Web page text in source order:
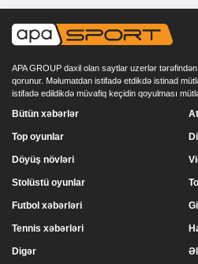
APA GROUP daxil olan saytlar uzerlər
qorunur. Məlumatdan istifadə etdikdə istinad
istifadə edildikdə müvafiq keçidin qoyulması
Bütün xəbərlər
Top oyunlar
Döyüş növləri
Stolüstü oyunlar
Futbol xəbərləri
Tennis xəbərləri
Digər